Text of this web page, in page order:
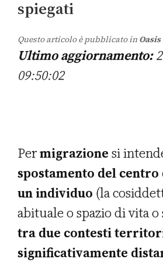
spiegati
Questo articolo è pubblicato in Oasis
Ultimo aggiornamento:
09:50:02
Permigrazione si
spostamento del
un individuo (la
abituale o spazio di vita o
tra due contesti
significativamente